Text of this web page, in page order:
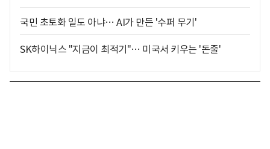
국민 초토화 일도 아냐… AI가 만든 '수퍼 무기'
SK하이닉스 "지금이 최적기"… 미국서 키우는 '돈줄'